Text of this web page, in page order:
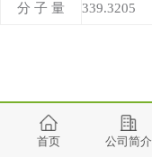
分 子 量 339.3205
首页 公司简介